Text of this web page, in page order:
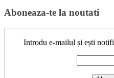
Aboneaza-te la noutati
Introdu e-mailul și ești